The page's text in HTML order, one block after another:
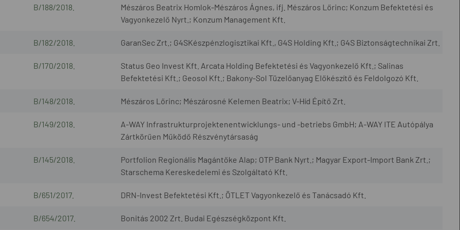
B/188/2018.
Mészáros Beatrix Homlok-Mészáros Ágnes, ifj. Mészáros Lőrinc; Konzum Befektetési és
Vagyonkezelő Nyrt.; Konzum Management Kft.
B/182/2018. GaranSec Zrt.; G4SKészpénzlogisztikai Kft., G4S Holding Kft.; G4S Biztonságtechnikai Zrt.
B/170/2018.
Status Geo Invest Kft. Arcata Holding Befektetési és Vagyonkezelő Kft.; Salinas
Befektetési Kft.; Geosol Kft.; Bakony-Sol Tüzelőanyag Előkészítő és Feldolgozó Kft.
B/148/2018. Mészáros Lőrinc; Mészárosné Kelemen Beatrix; V-Híd Építő Zrt.
B/149/2018.
A-WAY Infrastrukturprojektenentwicklungs- und -betriebs GmbH; A-WAY ITE Autópálya
Zártkörűen Működő Részvénytársaság
B/145/2018.
Portfolion Regionális Magántőke Alap; OTP Bank Nyrt.; Magyar Export-Import Bank Zrt.;
Starschema Kereskedelemi és Szolgáltató Kft.
B/651/2017. DRN-Invest Befektetési Kft.; ÖTLET Vagyonkezelő és Tanácsadó Kft.
B/654/2017. Bonitás 2002 Zrt. Budai Egészségközpont Kft.